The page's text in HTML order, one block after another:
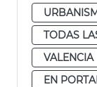
TODAS
VALENCIA
EN